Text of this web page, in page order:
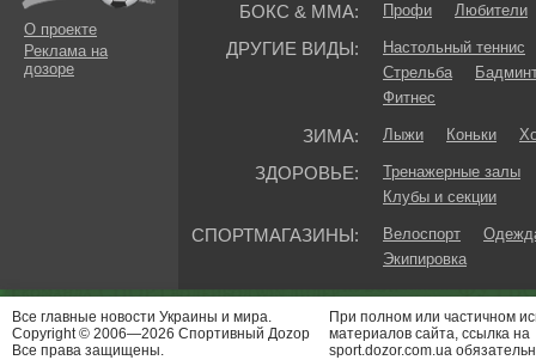
О проекте
Реклама на
дозоре
БОКС & ММА: Профи Любители
ДРУГИЕ ВИДЫ:
Настольный теннис
Стрельба
Фитнес
ЗИМА: Лыжи Коньки
ЗДОРОВЬЕ:
Тренажерные залы
Клубы и секции
СПОРТМАГАЗИНЫ: Велоспорт
Экипировка
Все главные новости Украины и мира.
Copyright © 2006—2026 Спортивный Доzор
Все права защищены.
При полном или частичном
материалов сайта, ссылка на
sport.dozor.com.ua